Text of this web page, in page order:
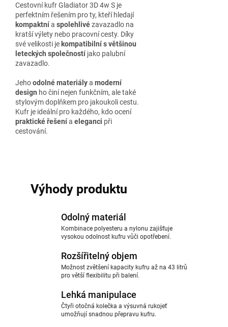
Cestovní kufr Gladiator 3D 4w S je
perfektním řešením pro ty, kteří hledají
kompaktnía spolehlivézavazadlo na
kratší výlety nebo pracovní cesty. Díky
své velikosti je kompatibilní s většinou
leteckých společností jako palubní
zavazadlo.
Jehoodolné materiálya moderní
design ho činí nejen funkčním, ale také
stylovým doplňkem pro jakoukoli cestu.
Kufr je ideální pro každého, kdo ocení
praktické řešenía eleganci při
cestování.
Výhody produktu
Odolný materiál
Kombinace polyesteru a nylonu zajišťuje
vysokou odolnost kufru vůči opotřebení.
Rozšířitelný objem
Možnost zvětšení kapacity kufru až na 43 litrů
pro větší flexibilitu při balení.
Lehká manipulace
Čtyři otočná kolečka a výsuvná rukojeť
umožňují snadnou přepravu kufru.